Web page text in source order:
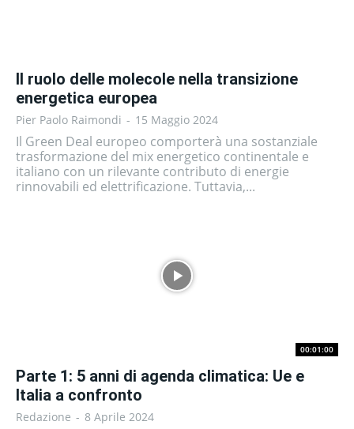
Il ruolo delle molecole nella transizione
energetica europea
Pier Paolo Raimondi - 15 Maggio 2024
Il Green Deal europeo comporterà una sostanziale
trasformazione del mix energetico continentale e
italiano con un rilevante contributo di energie
rinnovabili ed elettrificazione. Tuttavia,...
00:01:00
Parte 1: 5 anni di agenda climatica: Ue e
Italia a confronto
Redazione - 8 Aprile 2024